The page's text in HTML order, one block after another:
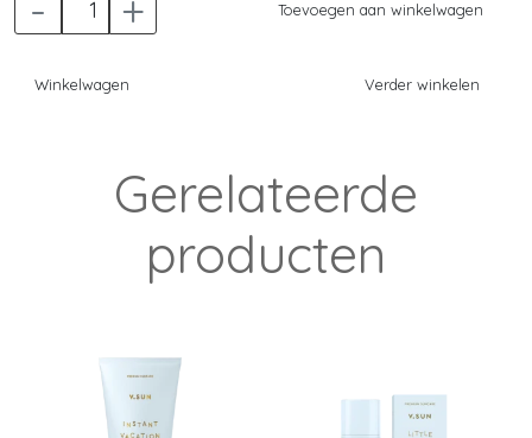
Toevoegen aan winkelwagen
Winkelwagen Verder winkelen
Gerelateerde
producten